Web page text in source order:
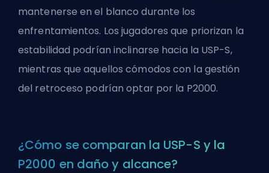
mantenerse en el blanco durante los
enfrentamientos. Los jugadores que priorizan la
estabilidad podrían inclinarse hacia la USP-S,
mientras que aquellos cómodos con la gestión
del retroceso podrían optar por la P2000.
¿Cómo se comparan la USP-S y la
P2000 en daño y alcance?